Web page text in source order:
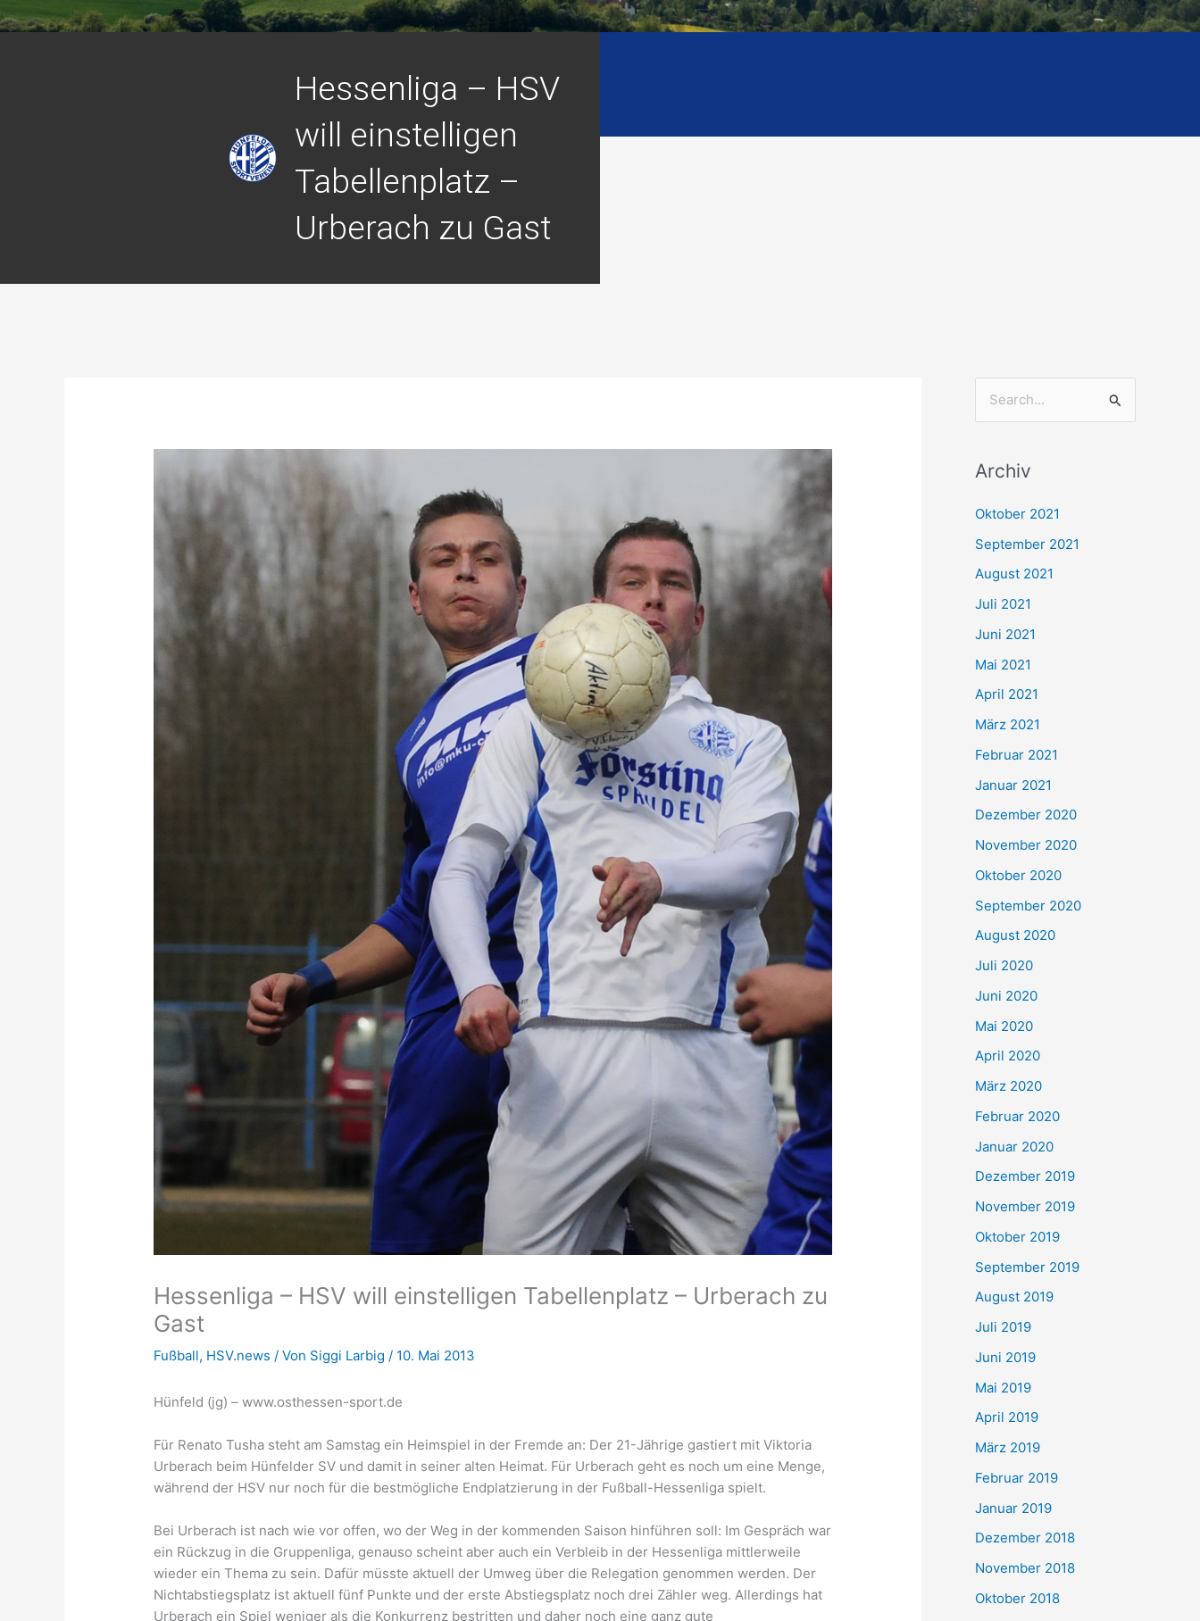
Hessenliga – HSV
will einstelligen
Tabellenplatz –
Urberach zu Gast
Hessenliga – HSV will einstelligen Tabellenplatz – Urberach zu
Gast
Fußball, HSV.news / Von Siggi Larbig/ 10. Mai 2013
Hünfeld (jg) – www.osthessen-sport.de
Für Renato Tusha steht am Samstag ein Heimspiel in der Fremde an: Der 21-Jährige gastiert mit Viktoria
Urberach beim Hünfelder SV und damit in seiner alten Heimat. Für Urberach geht es noch um eine Menge,
während der HSV nur noch für die bestmögliche Endplatzierung in der Fußball-Hessenliga spielt.
Bei Urberach ist nach wie vor offen, wo der Weg in der kommenden Saison hinführen soll: Im Gespräch war
ein Rückzug in die Gruppenliga, genauso scheint aber auch ein Verbleib in der Hessenliga mittlerweile
wieder ein Thema zu sein. Dafür müsste aktuell der Umweg über die Relegation genommen werden. Der
Nichtabstiegsplatz ist aktuell fünf Punkte und der erste Abstiegsplatz noch drei Zähler weg. Allerdings hat
Urberach ein Spiel weniger als die Konkurrenz bestritten und daher noch eine ganz gute
h
e
n
h
:
Archiv
Oktober 2021
September 2021
August 2021
Juli 2021
Juni 2021
Mai 2021
April 2021
März 2021
Februar 2021
Januar 2021
Dezember 2020
November 2020
Oktober 2020
September 2020
August 2020
Juli 2020
Juni 2020
Mai 2020
April 2020
März 2020
Februar 2020
Januar 2020
Dezember 2019
November 2019
Oktober 2019
September 2019
August 2019
Juli 2019
Juni 2019
Mai 2019
April 2019
März 2019
Februar 2019
Januar 2019
Dezember 2018
November 2018
Oktober 2018